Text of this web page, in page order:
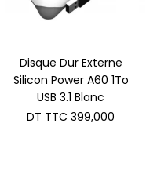
Disque Dur Externe
Silicon Power A60 1To
USB 3.1 Blanc
DT TTC 399,000